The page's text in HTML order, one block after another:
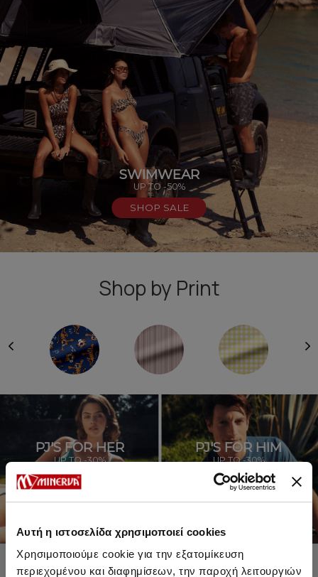
Αυτή η ιστοσελίδα χρησιμοποιεί cookies
Χρησιμοποιούμε cookie για την εξατομίκευση
περιεχομένου και διαφημίσεων, την παροχή λειτουργιών
SWIMWEAR
UP TO -50%
SHOP SALE
Shop by Print
PJ'S FOR HER
UP TO -30%
SHOP SALE
PJ'S FOR HIM
UP TO -30%
SHOP SALE